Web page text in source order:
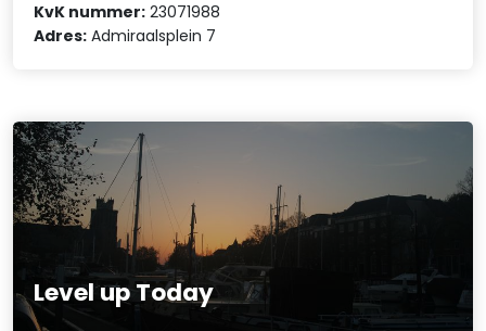
KvK nummer: 23071988
Adres: Admiraalsplein 7
Level up Today